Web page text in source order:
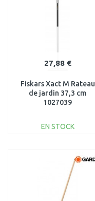
27,88 €
Fiskars Xact M Rateau
de jardin 37,3 cm
1027039
EN STOCK
Au comparatif